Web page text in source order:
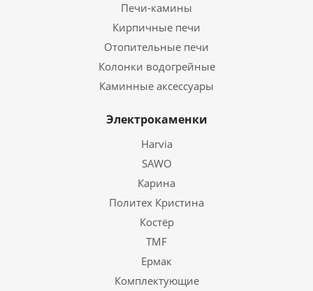
Печи-камины
Кирпичные печи
Отопительные печи
Колонки водогрейные
Каминные аксессуары
Электрокаменки
Harvia
SAWO
Карина
Политех Кристина
Костёр
TMF
Ермак
Комплектующие